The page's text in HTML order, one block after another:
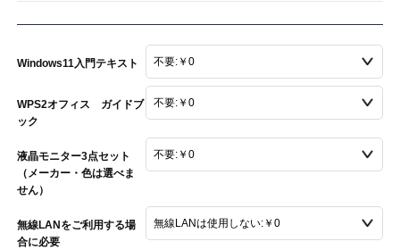
Windows11入門テキスト
WPS2オフィス ガイドブ
ック
液晶モニター3点セット
（メーカー・色は選べま
せん）
無線LANをご利用する場
合に必要